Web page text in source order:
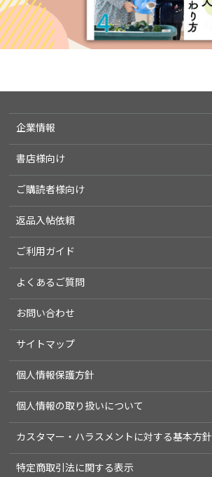
企業情報
書店様向け
ご購読者様向け
返品入帖依頼
ご利用ガイド
よくあるご質問
お問い合わせ
サイトマップ
個人情報保護方針
個人情報の取り扱いについて
カスタマー・ハラスメントに対する基本方針
特定商取引法に関する表示